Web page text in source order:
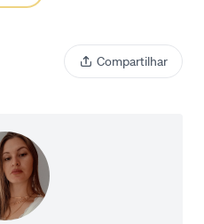
Compartilhar